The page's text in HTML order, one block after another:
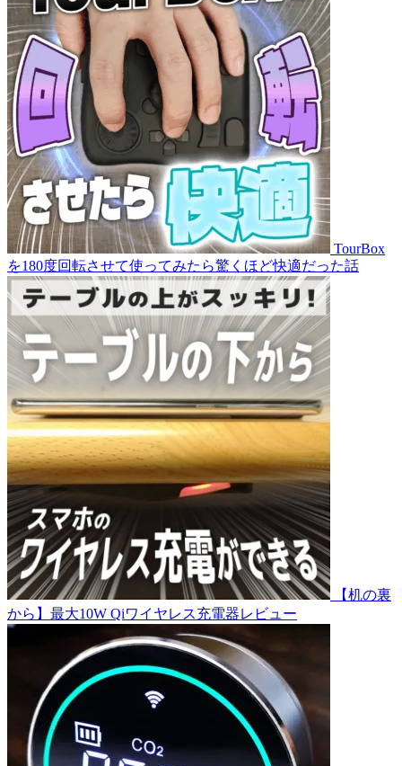
TourBox
を180度回転させて使ってみたら驚くほど快適だった話
【机の裏
から】最大10W Qiワイヤレス充電器レビュー